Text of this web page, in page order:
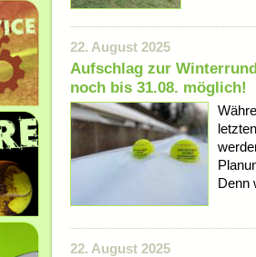
22. August 2025
Aufschlag zur
noch bis 31.08. möglich!
Denn
22. August 2025